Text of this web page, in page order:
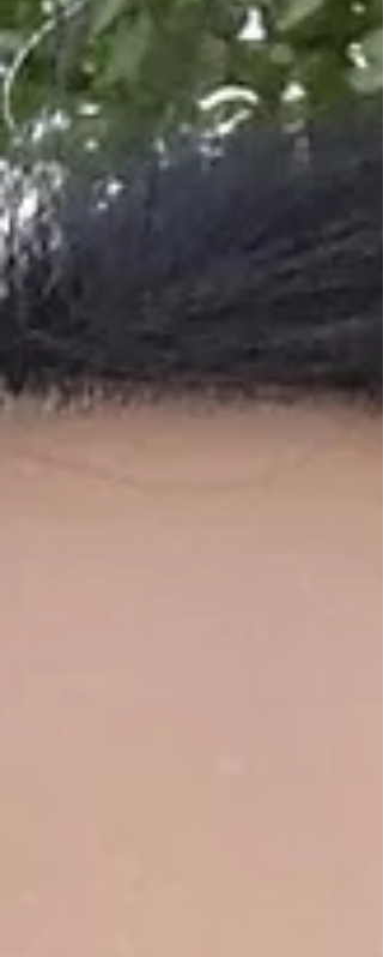
さよ 参加されたみなさま 素敵なサロンと
を作ってくれたさくらさん ほんとぅっっー
にありがとうございました ご縁に心から感
謝です